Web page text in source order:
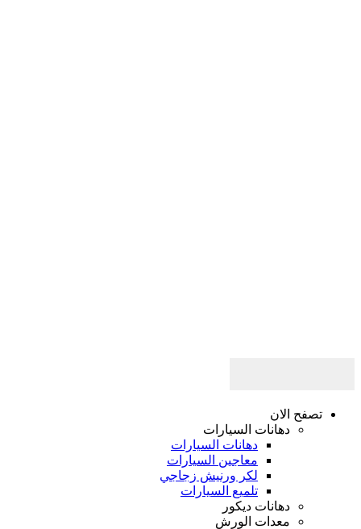
تصفح الان
دهانات السيارات
دهانات السيارات
معاجين السيارات
لكر ورنيش زجاجي
تلميع السيارات
دهانات ديكور
معدات الورش